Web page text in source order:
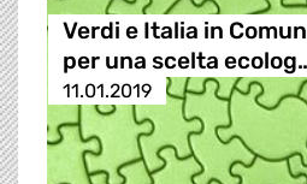
Verdi e Italia in
per una scelta
11.01.2019